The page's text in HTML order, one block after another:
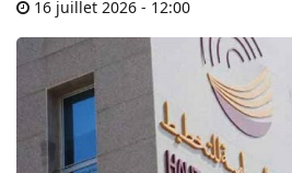
16 juillet 2026 - 12:00